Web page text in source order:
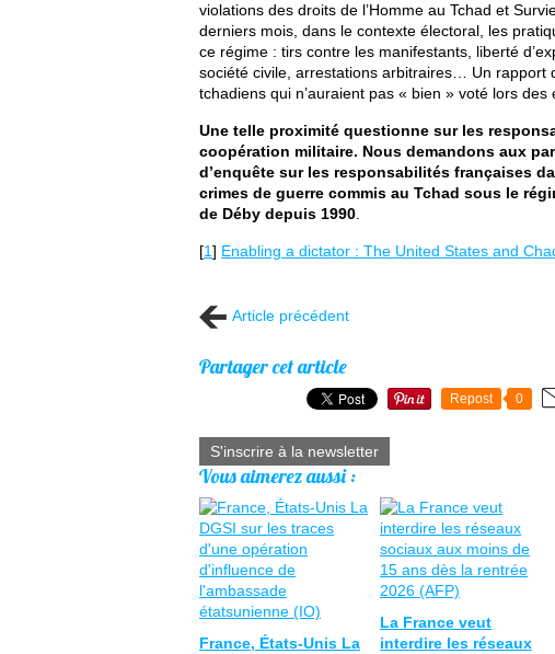
violations des droits de l’Homme au Tchad et
derniers mois, dans le contexte électoral, les
ce régime : tirs contre les manifestants, liberté
société civile, arrestations arbitraires… Un rapport
tchadiens qui n’auraient pas « bien » voté lors des
Une telle proximité questionne sur les
coopération militaire. Nous demandons aux
d’enquête sur les responsabilités françaises
crimes de guerre commis au Tchad sous le
de Déby depuis 1990
[1] Enabling a dictator : The United States and
Article précédent
Partager cet article
Repost 0
S'inscrire à la newsletter
Vous aimerez aussi :
France, États-Unis La
La France veut
interdire les réseaux